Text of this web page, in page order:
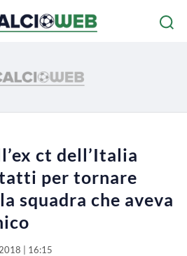
ct dell’Italia
per tornare
squadra che aveva
| 16:15